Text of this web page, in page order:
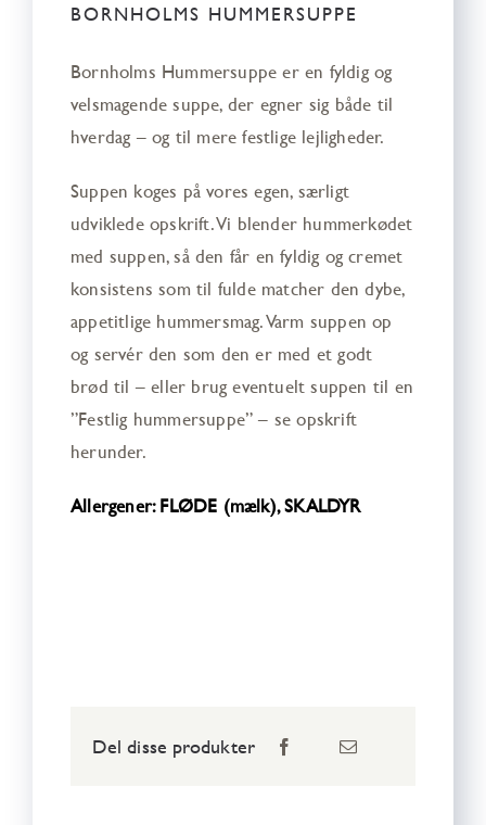
BORNHOLMS HUMMERSUPPE
Bornholms Hummersuppe er en fyldig og
velsmagende suppe, der egner sig både til
hverdag – og til mere festlige lejligheder.
Suppen koges på vores egen, særligt
udviklede opskrift. Vi blender hummerkødet
med suppen, så den får en fyldig og cremet
konsistens som til fulde matcher den dybe,
appetitlige hummersmag. Varm suppen op
og servér den som den er med et godt
brød til – eller brug eventuelt suppen til en
”Festlig hummersuppe” – se opskrift
herunder.
Allergener: FLØDE (mælk), SKALDYR
Del disse produkter